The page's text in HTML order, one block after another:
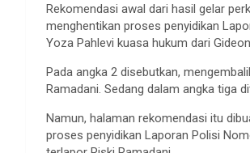
Rekomendasi awal dari hasil gelar
menghentikan proses penyidikan
Yoza Pahlevi kuasa hukum dari
Pada angka 2 disebutkan,
Ramadani. Sedang dalam angka tiga
Namun, halaman rekomendasi itu
proses penyidikan Laporan Polisi